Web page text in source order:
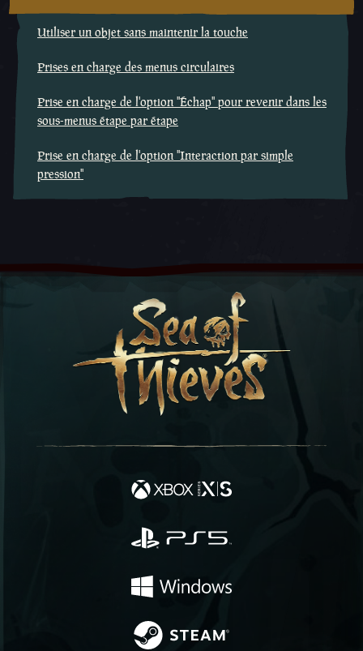
Utiliser un objet sans maintenir la touche
Prises en charge des menus circulaires
Prise en charge de l'option ''Échap'' pour revenir dans les
sous-menus étape par étape
Prise en charge de l'option ''Interaction par simple
pression''